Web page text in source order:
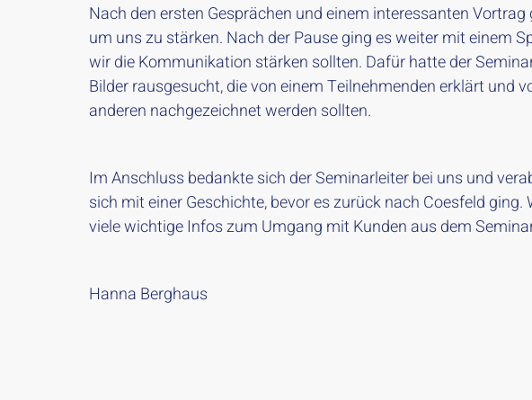
Nach den ersten Gesprächen und einem interessanten Vortrag
um uns zu stärken. Nach der Pause ging es weiter mit einem
wir die Kommunikation stärken sollten. Dafür hatte der
Bilder rausgesucht, die von einem Teilnehmenden erklärt und
anderen nachgezeichnet werden sollten.
Im Anschluss bedankte sich der Seminarleiter bei uns und
sich mit einer Geschichte, bevor es zurück nach Coesfeld ging.
viele wichtige Infos zum Umgang mit Kunden aus dem
Hanna Berghaus